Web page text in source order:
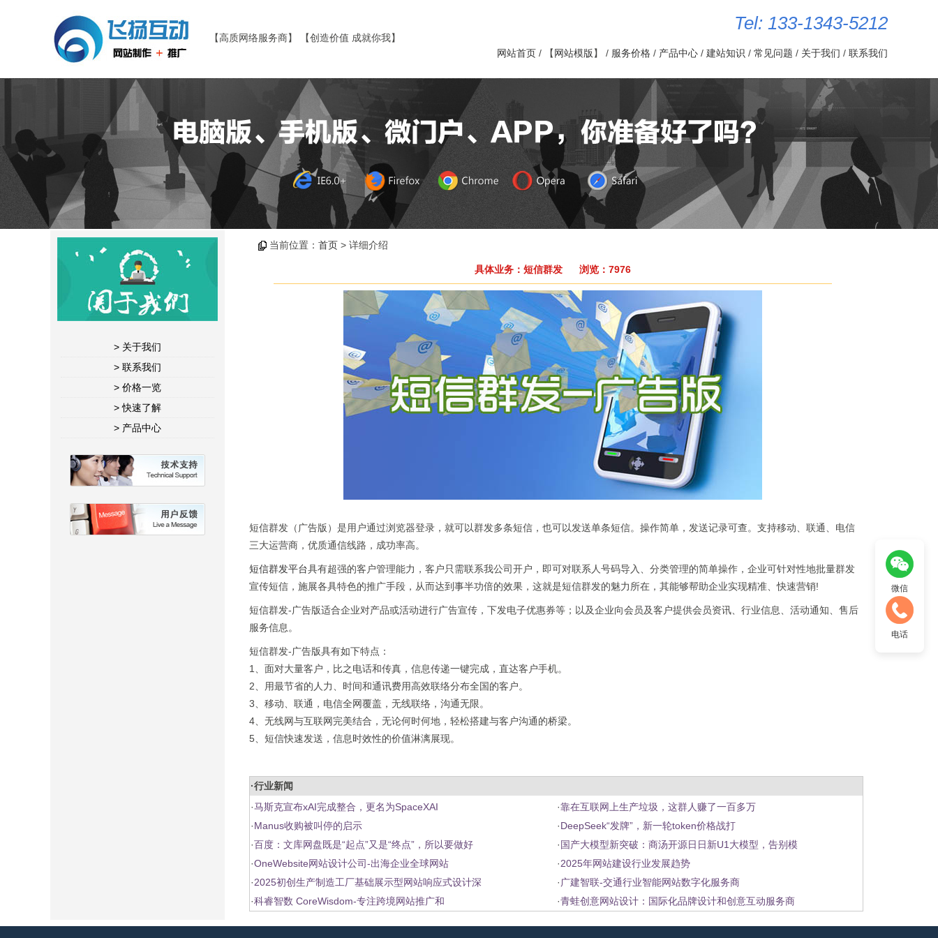
【高质网络服务商】 【创造价值 成就你我】
Tel: 133-1343-5212
网站首页 / 【网站模版】 / 服务价格 / 产品中心 / 建站知识 / 常见问题 / 关于我们 / 联系我们
> 关于我们
> 联系我们
> 价格一览
> 快速了解
> 产品中心
当前位置： 首页 > 详细介绍
具体业务：短信群发 浏览：7976
短信群发（广告版）是用户通过浏览器登录，就可以群发多条短信，也可以发送单条短信。操作简单，发送记录可查。支持移动、联通、电信
三大运营商，优质通信线路，成功率高。
短信群发平台具有超强的客户管理能力，客户只需联系我公司开户，即可对联系人号码导入、分类管理的简单操作，企业可针对性地批量群发
宣传短信，施展各具特色的推广手段，从而达到事半功倍的效果，这就是短信群发的魅力所在，其能够帮助企业实现精准、快速营销!
短信群发-广告版适合企业对产品或活动进行广告宣传，下发电子优惠券等；以及企业向会员及客户提供会员资讯、行业信息、活动通知、售后
服务信息。
短信群发-广告版具有如下特点：
1、面对大量客户，比之电话和传真，信息传递一键完成，直达客户手机。
2、用最节省的人力、时间和通讯费用高效联络分布全国的客户。
3、移动、联通，电信全网覆盖，无线联络，沟通无限。
4、无线网与互联网完美结合，无论何时何地，轻松搭建与客户沟通的桥梁。
5、短信快速发送，信息时效性的价值淋漓展现。
·行业新闻
·马斯克宣布xAI完成整合，更名为SpaceXAI ·靠在互联网上生产垃圾，这群人赚了一百多万
·Manus收购被叫停的启示 ·DeepSeek“发牌”，新一轮token价格战打
·百度：文库网盘既是“起点”又是“终点”，所以要做好 · 国产大模型新突破：商汤开源日日新U1大模型，告别模
·OneWebsite网站设计公司-出海企业全球网站 ·2025年网站建设行业发展趋势
·2025初创生产制造工厂基础展示型网站响应式设计深 · 广建智联-交通行业智能网站数字化服务商
·科睿智数 CoreWisdom-专注跨境网站推广和 ·青蛙创意网站设计：国际化品牌设计和创意互动服务商
微信
电话